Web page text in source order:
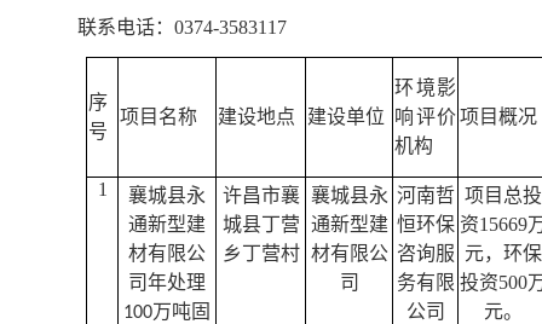
联系电话：0374-3583117
序
号
项目名称 建设地点 建设单位
环境影
响评价
机构
项目概况
1
襄城县永
通新型建
材有限公
司年处理
100万吨固
许昌市襄
城县丁营
乡丁营村
襄城县永
通新型建
材有限公
司
河南哲
恒环保
咨询服
务有限
公司
项目总投
资15669
元，环保
投资500
元。